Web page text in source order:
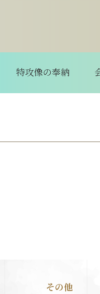
特攻像の奉納
その他